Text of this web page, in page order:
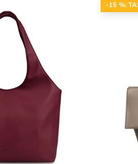
-15 %: